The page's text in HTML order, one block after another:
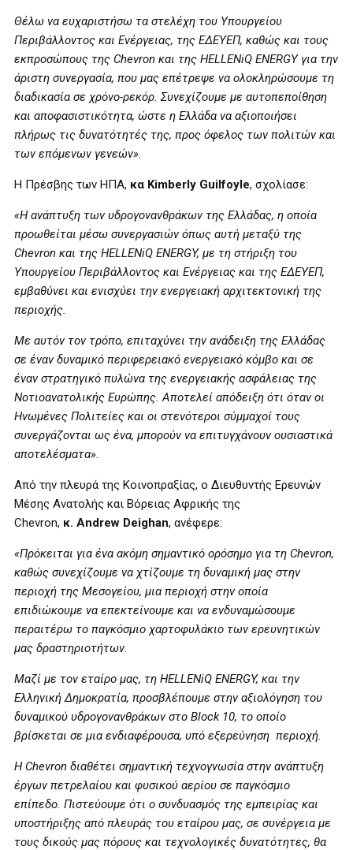
Θέλω να ευχαριστήσω τα στελέχη του Υπουργείου
Περιβάλλοντος και Ενέργειας, της ΕΔΕΥΕΠ, καθώς και τους
εκπροσώπους της Chevron και της HELLENiQ ENERGYγια την
άριστη συνεργασία, που μας επέτρεψε να ολοκληρώσουμε τη
διαδικασία σε χρόνο-ρεκόρ. Συνεχίζουμε με αυτοπεποίθηση
και αποφασιστικότητα, ώστε η Ελλάδα να αξιοποιήσει
πλήρως τις δυνατότητές της, προς όφελος των πολιτών και
των επόμενων γενεών».
Η Πρέσβης των ΗΠΑ, κα Kimberly Guilfoyle, σχολίασε:
«Η ανάπτυξη των υδρογονανθράκων της Ελλάδας, η οποία
προωθείται μέσω συνεργασιών όπως αυτή μεταξύ της
Chevron και της HELLENiQ ENERGY, με τη στήριξη του
Υπουργείου Περιβάλλοντος και Ενέργειας και της ΕΔΕΥΕΠ,
εμβαθύνει και ενισχύει την ενεργειακή αρχιτεκτονική της
περιοχής.
Με αυτόν τον τρόπο, επιταχύνει την ανάδειξη της Ελλάδας
σε έναν δυναμικό περιφερειακό ενεργειακό κόμβο και σε
έναν στρατηγικό πυλώνα της ενεργειακής ασφάλειας της
Νοτιοανατολικής Ευρώπης. Αποτελεί απόδειξη ότι όταν οι
Ηνωμένες Πολιτείες και οι στενότεροι σύμμαχοί τους
συνεργάζονται ως ένα, μπορούν να επιτυγχάνουν ουσιαστικά
αποτελέσματα».
Από την πλευρά της Κοινοπραξίας, ο Διευθυντής Ερευνών
Μέσης Ανατολής και Βόρειας Αφρικής της
Chevron, κ. Andrew Deighan, ανέφερε:
«Πρόκειται για ένα ακόμη σημαντικό ορόσημο για τη Chevron,
καθώς συνεχίζουμε να χτίζουμε τη δυναμική μας στην
περιοχή της Μεσογείου, μια περιοχή στην οποία
επιδιώκουμε να επεκτείνουμε και να ενδυναμώσουμε
περαιτέρω το παγκόσμιο χαρτοφυλάκιο των ερευνητικών
μας δραστηριοτήτων.
Μαζί με τον εταίρο μας, τη HELLENiQ ENERGY, και την
Ελληνική Δημοκρατία, προσβλέπουμε στην αξιολόγηση του
δυναμικού υδρογονανθράκων στο Block10, το οποίο
βρίσκεται σε μια ενδιαφέρουσα, υπό εξερεύνηση περιοχή.
Η Chevron διαθέτει σημαντική τεχνογνωσία στην ανάπτυξη
έργων πετρελαίου και φυσικού αερίου σε παγκόσμιο
επίπεδο. Πιστεύουμε ότι ο συνδυασμός της εμπειρίας και
υποστήριξης από πλευράς του εταίρου μας, σε συνέργεια με
τους δικούς μας πόρους και τεχνολογικές δυνατότητες, θα